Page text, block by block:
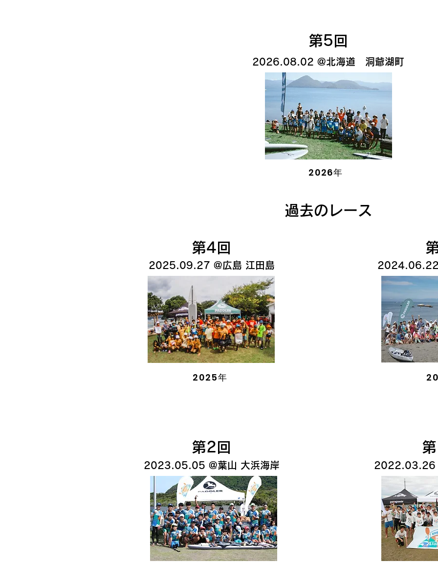
​第5回
2026.08.02​ @北海道 洞爺湖町
2026年
過去のレース
​第4回
2025.09.27​ @広島 江田島
2025年
2024.06.22​
​第2回
2023.05.05​ @葉山 大浜海岸 2022.03.26​